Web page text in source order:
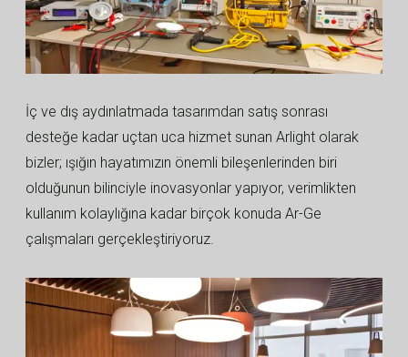
İç ve dış aydınlatmada tasarımdan satış sonrası
desteğe kadar uçtan uca hizmet sunan Arlight olarak
bizler; ışığın hayatımızın önemli bileşenlerinden biri
olduğunun bilinciyle inovasyonlar yapıyor, verimlikten
kullanım kolaylığına kadar birçok konuda Ar-Ge
çalışmaları gerçekleştiriyoruz.